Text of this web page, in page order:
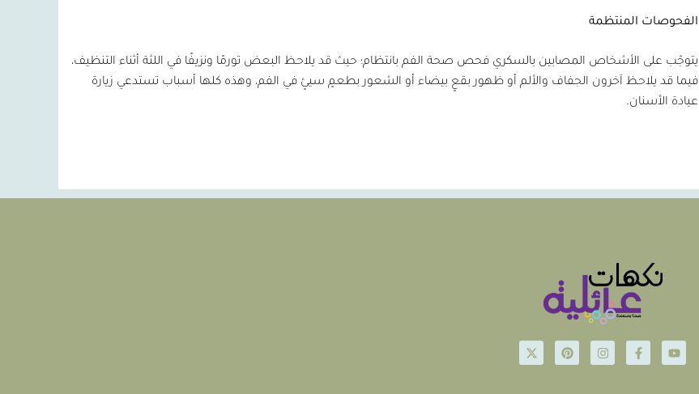
الفحوصات المنتظمة
يتوجّب على الأشخاص المصابين بالسكري فحص صحة الفم بانتظام؛ حيث قد يلاحظ البعض تورمًا ونزيفًا في اللثة أثناء التنظيف،
فيما قد يلاحظ آخرون الجفاف والألم أو ظهور بقعٍ بيضاء أو الشعور بطعمٍ سيئٍ في الفم، وهذه كلها أسباب تستدعي زيارة
عيادة الأسنان.